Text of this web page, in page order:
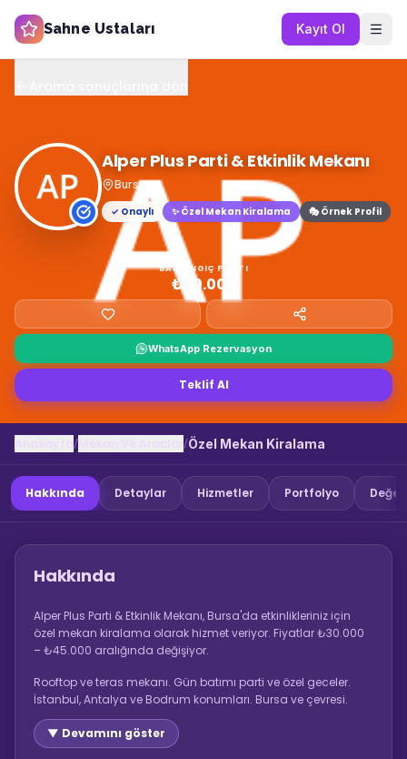
Sahne Ustaları Kayıt Ol
Alper Plus Parti & Etkinlik Mekanı
Bursa
✓ Onaylı
✨ Özel Mekan Kiralama 🎭 Örnek Profil
BAŞLANGIÇ FIYATI
₺30.000
WhatsApp Rezervasyon
Teklif Al
/ /Özel Mekan Kiralama
Hakkında Detaylar Hizmetler Portfolyo
Hakkında
Alper Plus Parti & Etkinlik Mekanı, Bursa'da etkinlikleriniz için
özel mekan kiralama olarak hizmet veriyor. Fiyatlar ₺30.000
– ₺45.000 aralığında değişiyor.
Rooftop ve teras mekanı. Gün batımı parti ve özel geceler.
İstanbul, Antalya ve Bodrum konumları. Bursa ve çevresi.
▼ Devamını göster